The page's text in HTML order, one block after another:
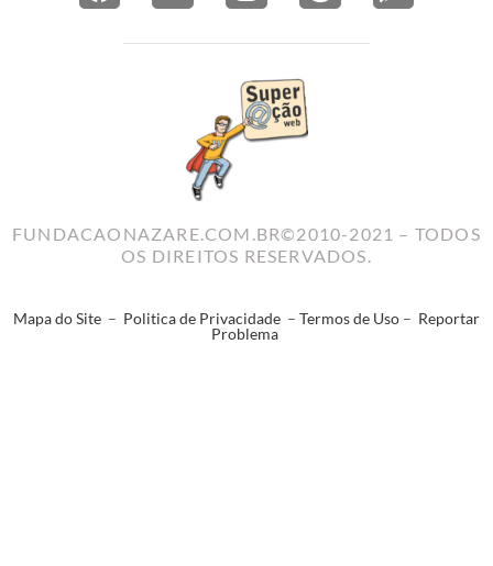
FUNDACAONAZARE.COM.BR©2010-2021 – TODOS
OS DIREITOS RESERVADOS.
Mapa do Site – Politica de Privacidade – Termos de Uso – Reportar
Problema